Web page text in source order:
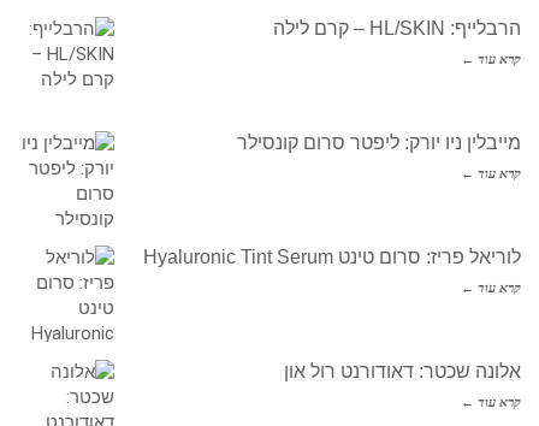
הרבלייף: HL/SKIN – קרם לילה
קרא עוד ←
מייבלין ניו יורק: ליפטר סרום קונסילר
קרא עוד ←
לוריאל פריז: סרום טינט Hyaluronic Tint Serum
קרא עוד ←
אלונה שכטר: דאודורנט רול און
קרא עוד ←